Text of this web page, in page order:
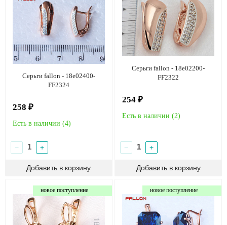
Серьги fallon - 18e02400-
FF2324
258 ₽
Есть в наличии (4)
− +
Серьги fallon - 18e02200-
FF2322
254 ₽
Есть в наличии (2)
− +
новое поступление новое поступление